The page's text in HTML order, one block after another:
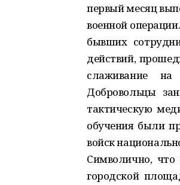
первый месяц
военной
бывших
действий,
слаживание на
Добровольцы
тактическую
обучения были
войск
Символично,
городской